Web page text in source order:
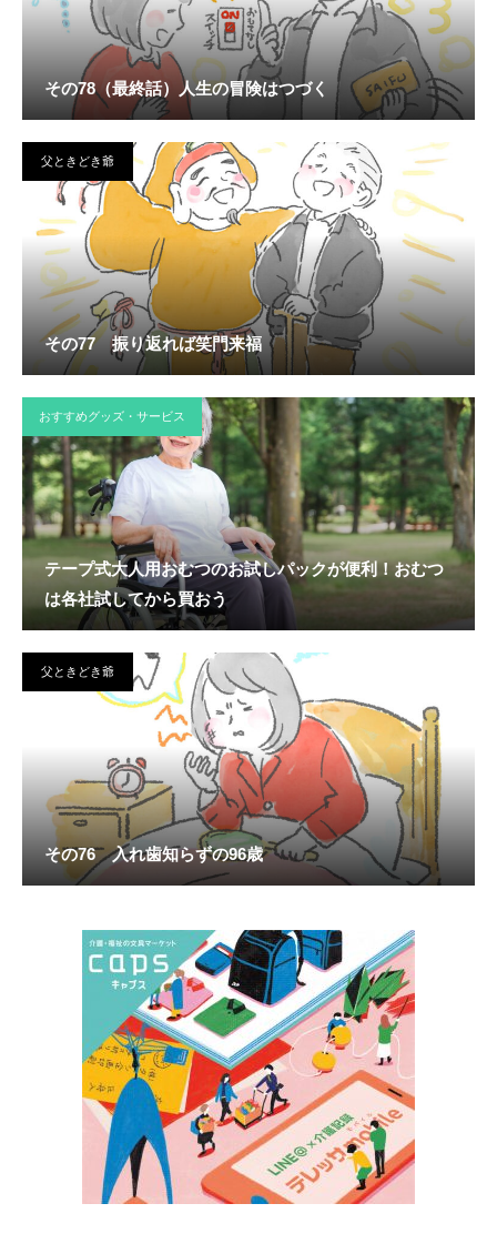
その78（最終話）人生の冒険はつづく
父ときどき爺
その77 振り返れば笑門来福
おすすめグッズ・サービス
テープ式大人用おむつのお試しパックが便利！おむつ
は各社試してから買おう
父ときどき爺
その76 入れ歯知らずの96歳